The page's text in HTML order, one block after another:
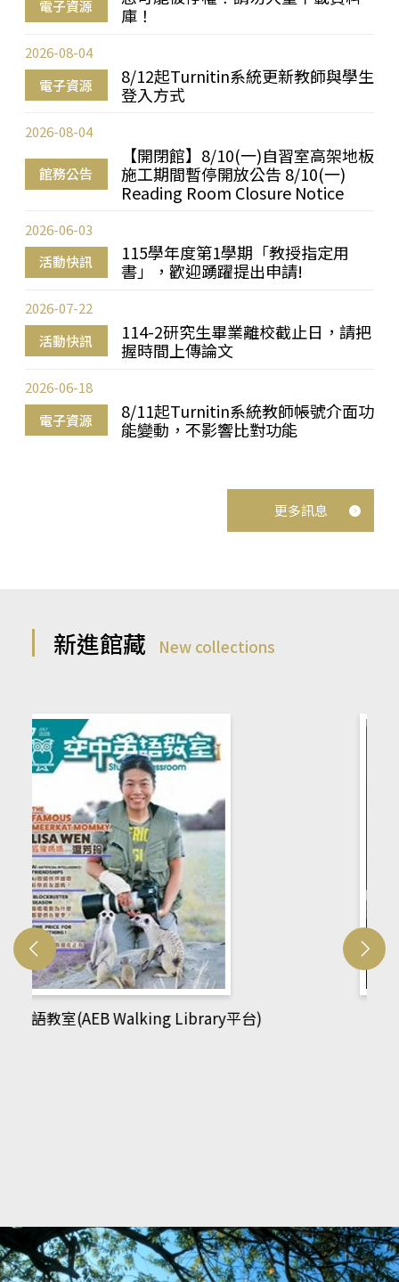
電子資源
庫！
電子資源
8/12起Turnitin系統更新教師與學生
登入方式
2026-08-04
館務公告
【開閉館】8/10(一)自習室高架地板
施工期間暫停開放公告 8/10(一)
Reading Room Closure Notice
2026-08-04
活動快訊
115學年度第1學期「教授指定用
書」，歡迎踴躍提出申請!
2026-06-03
活動快訊
114-2研究生畢業離校截止日，請把
握時間上傳論文
2026-07-22
電子資源
8/11起Turnitin系統教師帳號介面功
能變動，不影響比對功能
2026-06-18
更多訊息
新進館藏 New collections
網管人(kono平台)